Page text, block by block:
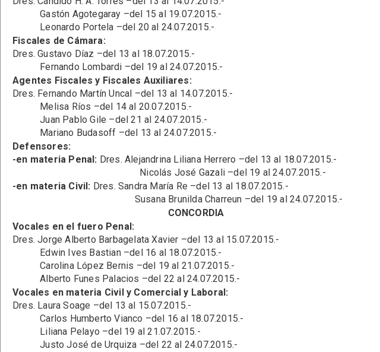
Gastón Agotegaray –del 15 al 19.07.2015.-
Leonardo Portela –del 20 al 24.07.2015.-
Fiscales de Cámara:
Dres. Gustavo Díaz –del 13 al 18.07.2015.-
Fernando Lombardi –del 19 al 24.07.2015.-
Agentes Fiscales y Fiscales Auxiliares:
Dres. Fernando Martín Uncal –del 13 al 14.07.2015.-
Melisa Ríos –del 14 al 20.07.2015.-
Juan Pablo Gile –del 21 al 24.07.2015.-
Mariano Budasoff –del 13 al 24.07.2015.-
Defensores:
-en materia Penal: Dres. Alejandrina Liliana Herrero –del 13 al 18.07.2015.-
Nicolás José Gazali –del 19 al 24.07.2015.-
-en materia Civil: Dres. Sandra María Re –del 13 al 18.07.2015.-
Susana Brunilda Charreun –del 19 al 24.07.2015.-
CONCORDIA
Vocales en el fuero Penal:
Dres. Jorge Alberto Barbagelata Xavier –del 13 al 15.07.2015.-
Edwin Ives Bastian –del 16 al 18.07.2015.-
Carolina López Bernis –del 19 al 21.07.2015.-
Alberto Funes Palacios –del 22 al 24.07.2015.-
Vocales en materia Civil y Comercial y Laboral:
Dres. Laura Soage –del 13 al 15.07.2015.-
Carlos Humberto Vianco –del 16 al 18.07.2015.-
Liliana Pelayo –del 19 al 21.07.2015.-
Justo José de Urquiza –del 22 al 24.07.2015.-